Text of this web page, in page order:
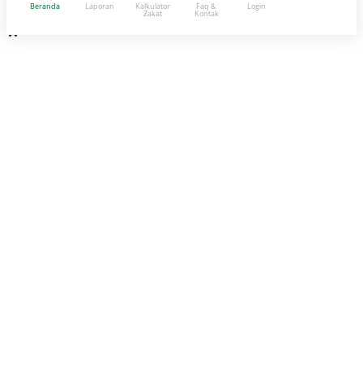
Beranda Laporan Kalkulator
Zakat
Faq &
Kontak
Login